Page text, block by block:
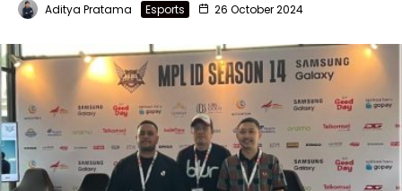
Aditya Pratama Esports 26 October 2024